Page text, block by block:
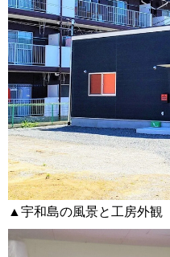
▲宇和島の風景と工房外観